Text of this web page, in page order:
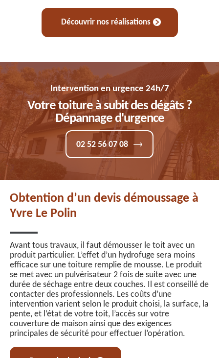
Découvrir nos réalisations
Intervention en urgence 24h/7
Votre toiture à subit des dégâts ?
Dépannage d'urgence
02 52 56 07 08
Obtention d’un devis démoussage à
Yvre Le Polin
Avant tous travaux, il faut démousser le toit avec un
produit particulier. L’effet d’un hydrofuge sera moins
efficace sur une toiture remplie de mousse. Le produit
se met avec un pulvérisateur 2 fois de suite avec une
durée de séchage entre deux couches. Il est conseillé de
contacter des professionnels. Les coûts d’une
intervention varient selon le produit choisi, la surface, la
pente, et l’état de votre toit, l’accès sur votre
couverture de maison ainsi que des exigences
principales de sécurité pour effectuer l’opération.